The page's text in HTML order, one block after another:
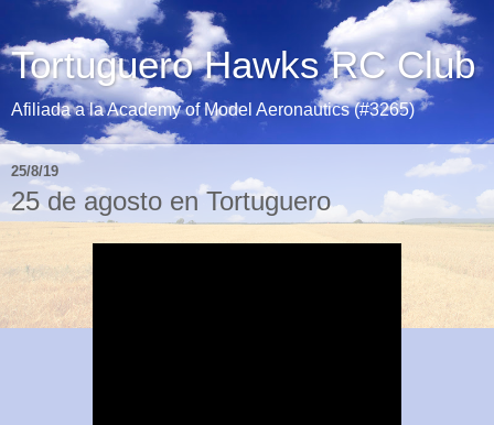
Tortuguero Hawks RC Club
Afiliada a la Academy of Model Aeronautics (#3265)
25/8/19
25 de agosto en Tortuguero